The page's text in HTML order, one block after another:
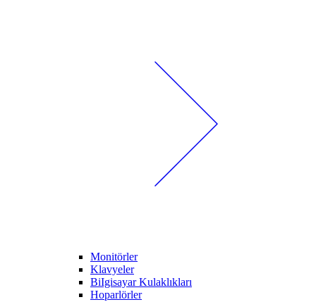
Monitörler
Klavyeler
BiIgisayar Kulaklıkları
Hoparlörler